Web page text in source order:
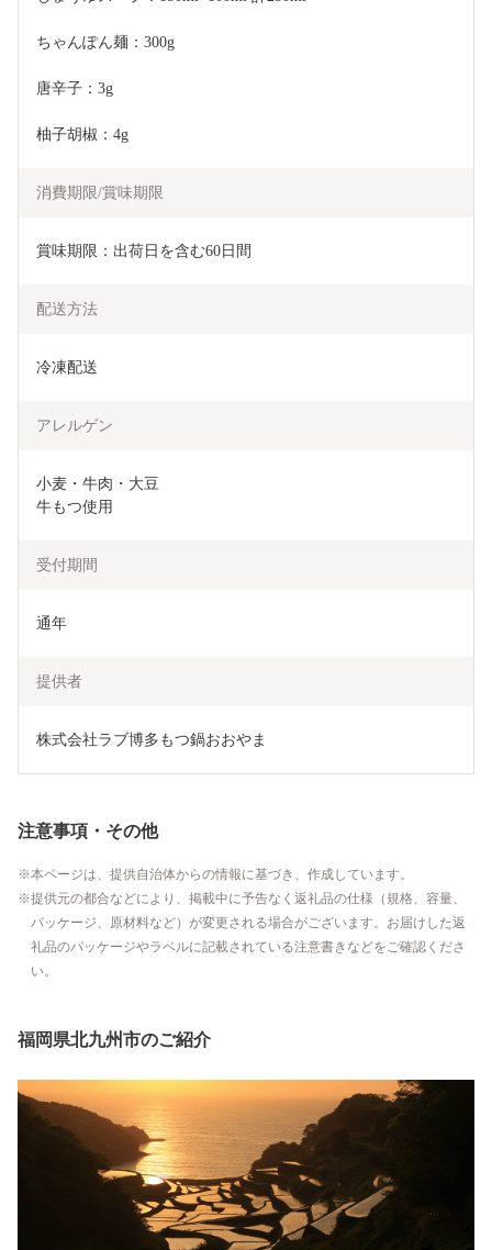
ちゃんぽん麺：300g
唐辛子：3g
柚子胡椒：4g
消費期限/賞味期限
賞味期限：出荷日を含む60日間
配送方法
冷凍配送
アレルゲン
小麦・牛肉・大豆
牛もつ使用
受付期間
通年
提供者
株式会社ラブ博多もつ鍋おおやま
注意事項・その他
本ページは、提供自治体からの情報に基づき、作成しています。
提供元の都合などにより、掲載中に予告なく返礼品の仕様（規格、容量、
パッケージ、原材料など）が変更される場合がございます。お届けした返
礼品のパッケージやラベルに記載されている注意書きなどをご確認くださ
い。
福岡県北九州市のご紹介